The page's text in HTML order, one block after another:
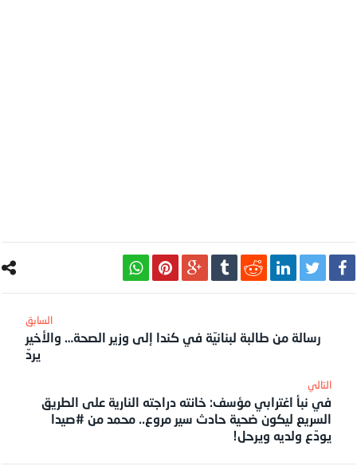
رسالة من طالبة لبنانيّة في كندا إلى وزير الصحة… والأخير
يردّ
‎التالي
في نبأ اغترابي مؤسف: خانته دراجته النارية على الطريق
السريع ليكون ضحية حادث سير مروع.. محمد من #صيدا
يودّع ولديه ويرحل!